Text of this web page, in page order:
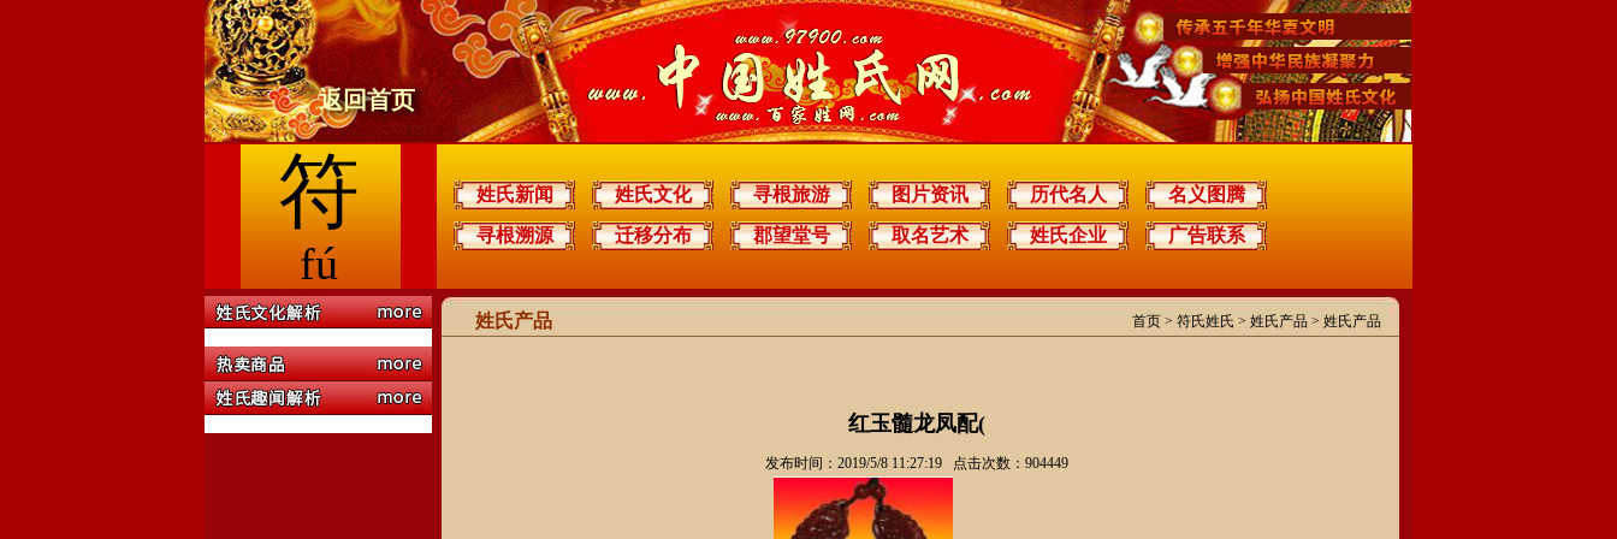
返回首页
符
fú
姓氏新闻 姓氏文化 寻根旅游 图片资讯 历代名人
名义图腾
寻根溯源
迁移分布 郡望堂号 取名艺术 姓氏企业 广告联系
姓氏产品 首页 > 符氏姓氏 > 姓氏产品 > 姓氏产品
红玉髓龙凤配(
发布时间：2019/5/8 11:27:19 点击次数：904449